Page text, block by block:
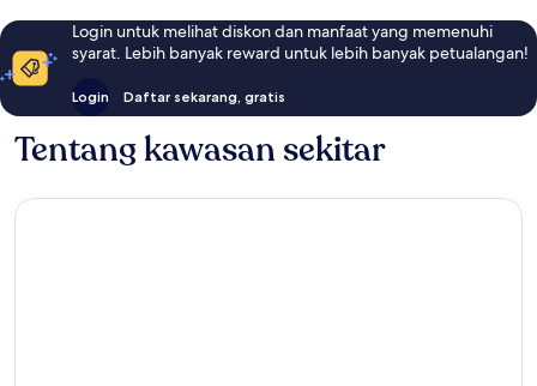
Login untuk melihat diskon dan manfaat yang memenuhi
syarat. Lebih banyak reward untuk lebih banyak petualangan!
Login Daftar sekarang, gratis
Tentang kawasan sekitar